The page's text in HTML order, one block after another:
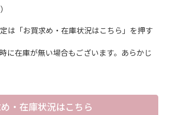
は「お買求め・在庫状況はこちら」を押す
に在庫が無い場合もございます。あらかじ
・在庫状況はこちら